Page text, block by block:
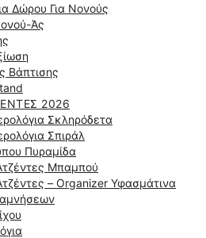
Δώρου Για Νονούς
Άς
Βάπτισης
2026
Σκληρόδετα
Σπιράλ
Πυραμίδα
Μπαμπού
– Organizer Υφασμάτινα